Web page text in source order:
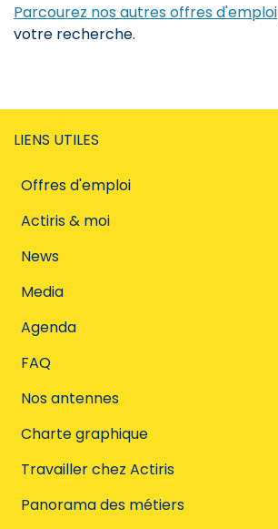
Parcourez nos autres offres d'emploi
votre recherche.
LIENS UTILES
Offres d'emploi
Actiris & moi
News
Media
Agenda
FAQ
Nos antennes
Charte graphique
Travailler chez Actiris
Panorama des métiers